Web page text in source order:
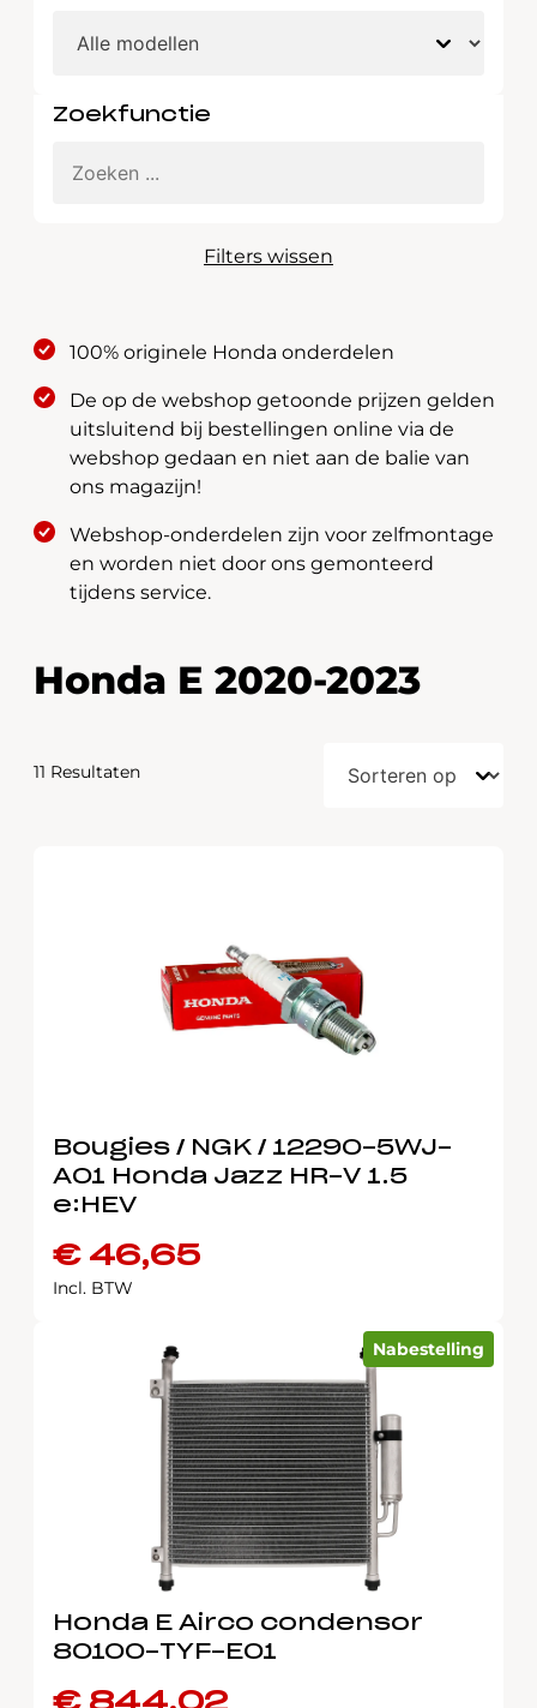
Zoekfunctie
Filters wissen
100% originele Honda onderdelen
De op de webshop getoonde prijzen gelden
uitsluitend bij bestellingen online via de
webshop gedaan en niet aan de balie van
ons magazijn!
Webshop-onderdelen zijn voor zelfmontage
en worden niet door ons gemonteerd
tijdens service.
Honda E 2020-2023
11 Resultaten
Bougies / NGK / 12290-5WJ-
A01 Honda Jazz HR-V 1.5
e:HEV
€46,65
Incl. BTW
Nabestelling
Honda E Airco condensor
80100-TYF-E01